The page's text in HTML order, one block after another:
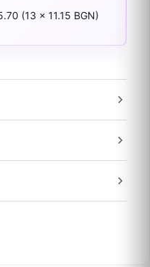
(13 x 11.15 BGN)